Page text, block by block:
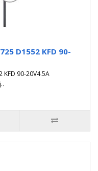
D1552 KFD 90-
KFD 90-20V4.5A